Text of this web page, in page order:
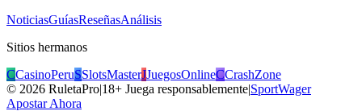
NoticiasGuíasReseñasAnálisis
Sitios hermanos
CCasinoPeruSSlotsMasterJJuegosOnlineCCrashZone
© 2026 RuletaPro|18+ Juega responsablemente|SportWager
Apostar Ahora